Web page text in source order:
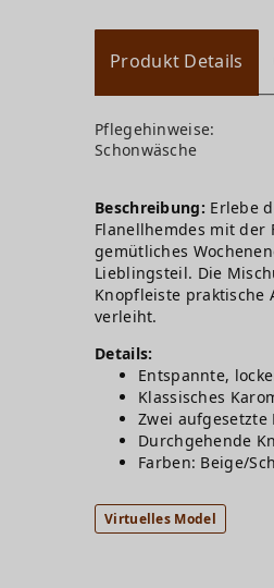
Produkt Details
Pflegehinweise:
Schonwäsche
Beschreibung: Erlebe
Flanellhemdes mit der
gemütliches
Lieblingsteil. Die
Knopfleiste praktische
verleiht.
Details:
Entspannte,
Klassisches
Zwei
Durchgehende
Farben: Beige/
Virtuelles Model